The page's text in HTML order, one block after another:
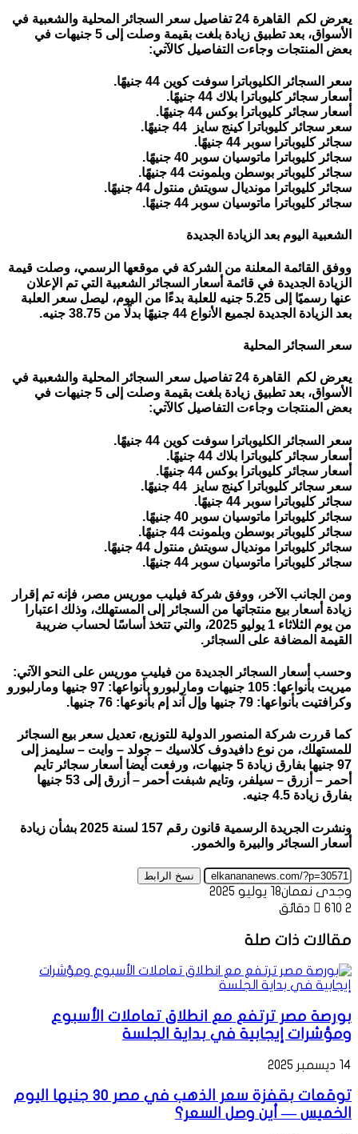
يعرض لكم القاهرة 24 تفاصيل سعر السجائر المحلية والشعبية في
الأسواق، بعد تطبيق زيادة بلغت بقيمة وصلت إلى 5 جنيهات في
بعض المنتجات وجاءت التفاصيل كالآتي:
سعر السجائر الكليوباترا سوفت كوين 44 جنيهًا.
أسعار سجائر كليوباترا بلاك 44 جنيهًا.
أسعار سجائر كليوباترا بوكس 44 جنيهًا.
سعر سجائر كليوباترا كينج سايز 44 جنيهًا.
سجائر كليوباترا سوبر 44 جنيهًا.
سجائر كليوباترا ماتوسيان سوبر 40 جنيهًا.
سجائر كليوباتر بوسطن وبلمونت 44 جنيهًا.
سجائر كليوباترا مونديال سويتش منتول 44 جنيهًا.
سجائر كليوباترا ماتوسيان سوبر 44 جنيهًا.
الشعبية اليوم بعد الزيادة الجديدة
ووفق القائمة المعلنة من الشركة في موقعها الرسمي، وصلت قيمة
الزيادة الجديدة في قائمة أسعار السجائر الشعبية التي تم الإعلان
عنها رسميًا إلى 5.25 جنيه للعلبة بدءًا من اليوم، ليصل سعر العلبة
بعد الزيادة الجديدة لجميع الأنواع 44 جنيهًا بدلًا من 38.75 جنيه.
سعر السجائر المحلية
يعرض لكم القاهرة 24 تفاصيل سعر السجائر المحلية والشعبية في
الأسواق، بعد تطبيق زيادة بلغت بقيمة وصلت إلى 5 جنيهات في
بعض المنتجات وجاءت التفاصيل كالآتي:
سعر السجائر الكليوباترا سوفت كوين 44 جنيهًا.
أسعار سجائر كليوباترا بلاك 44 جنيهًا.
أسعار سجائر كليوباترا بوكس 44 جنيهًا.
سعر سجائر كليوباترا كينج سايز 44 جنيهًا.
سجائر كليوباترا سوبر 44 جنيهًا.
سجائر كليوباترا ماتوسيان سوبر 40 جنيهًا.
سجائر كليوباتر بوسطن وبلمونت 44 جنيهًا.
سجائر كليوباترا مونديال سويتش منتول 44 جنيهًا.
سجائر كليوباترا ماتوسيان سوبر 44 جنيهًا.
ومن الجانب الآخر، ووفق شركة فيليب موريس مصر، فإنه تم إقرار
زيادة أسعار بيع منتجاتها من السجائر إلى المستهلك، وذلك اعتبارا
من يوم الثلاثاء 1 يوليو 2025، والتي تتخذ أساسًا لحساب ضريبة
القيمة المضافة على السجائر.
وحسب أسعار السجائر الجديدة من فيليب موريس على النحو الآتي:
ميريت بأنواعها: 105 جنيهات ومارلبورو بأنواعها: 97 جنيها ومارلبورو
وكرافتيت بأنواعها: 79 جنيها وإل آند إم بأنوعها: 76 جنيها.
كما قررت شركة المنصور الدولية للتوزيع، تعديل سعر بيع السجائر
للمستهلك، من نوع دافيدوف كلاسيك – جولد – وايت – سليمز إلى
97 جنيها بفارق زيادة 5 جنيهات، ورفعت أيضا أسعار سجائر تايم
أحمر – أزرق – سيلفر، وتايم شبفت أحمر – أزرق إلى 53 جنيها
بفارق زيادة 4.5 جنيه.
ونشرت الجريدة الرسمية قانون رقم 157 لسنة 2025 بشأن زيادة
أسعار السجائر والبيرة والخمور.
نسخ الرابط
وجدى نعمان18 يوليو 2025
610 2 دقائق
مقالات ذات صلة
بورصة مصر ترتفع مع انطلاق تعاملات الأسبوع
ومؤشرات إيجابية في بداية الجلسة
14 ديسمبر 2025
توقعات بقفزة سعر الذهب في مصر 30 جنيها اليوم
الخميس — أين وصل السعر؟